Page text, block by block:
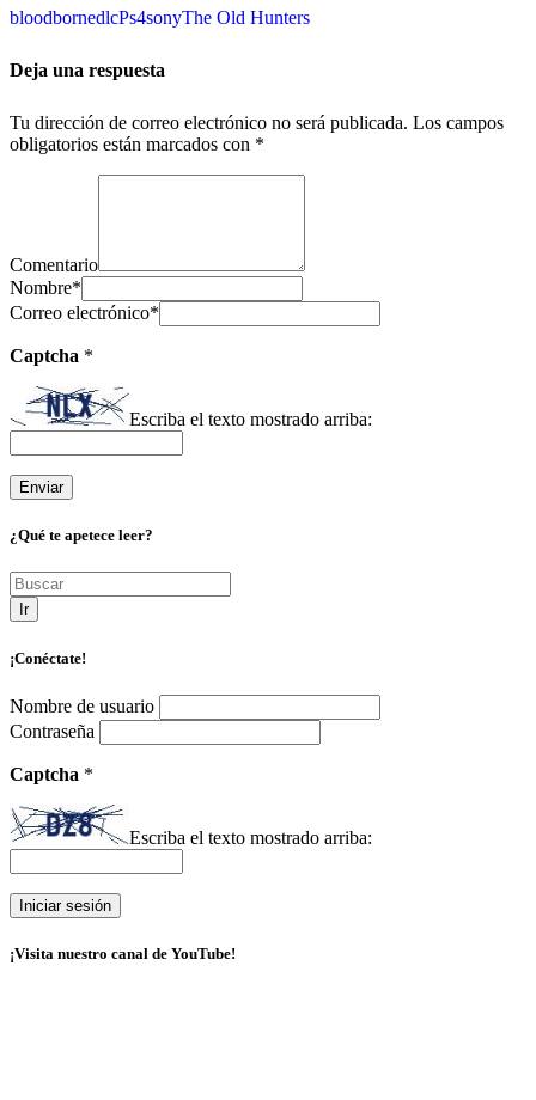
bloodbornedlcPs4sonyThe Old Hunters
Deja una respuesta
Tu dirección de correo electrónico no será publicada. Los campos
obligatorios están marcados con *
Comentario
Nombre*
Correo electrónico*
Captcha *
Escriba el texto mostrado arriba:
¿Qué te apetece leer?
Ir
¡Conéctate!
Nombre de usuario
Contraseña
Captcha *
Escriba el texto mostrado arriba:
¡Visita nuestro canal de YouTube!